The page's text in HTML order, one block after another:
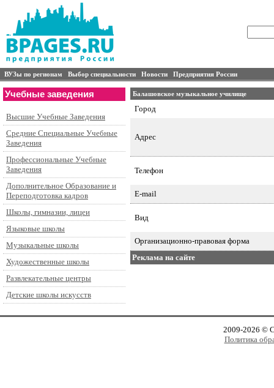
ВУЗы по регионам Выбор специальности Новости Предприятия России
Учебные заведения
Высшие Учебные Заведения
Средние Специальные Учебные
Заведения
Профессиональные Учебные
Заведения
Дополнительное Образование и
Переподготовка кадров
Школы, гимназии, лицеи
Языковые школы
Музыкальные школы
Художественные школы
Развлекательные центры
Детские школы искусств
Балашовское музыкальное училище
Город
Адрес
Телефон
E-mail
Вид
Организационно-правовая форма
Реклама на сайте
2009-2026 ©
Политика